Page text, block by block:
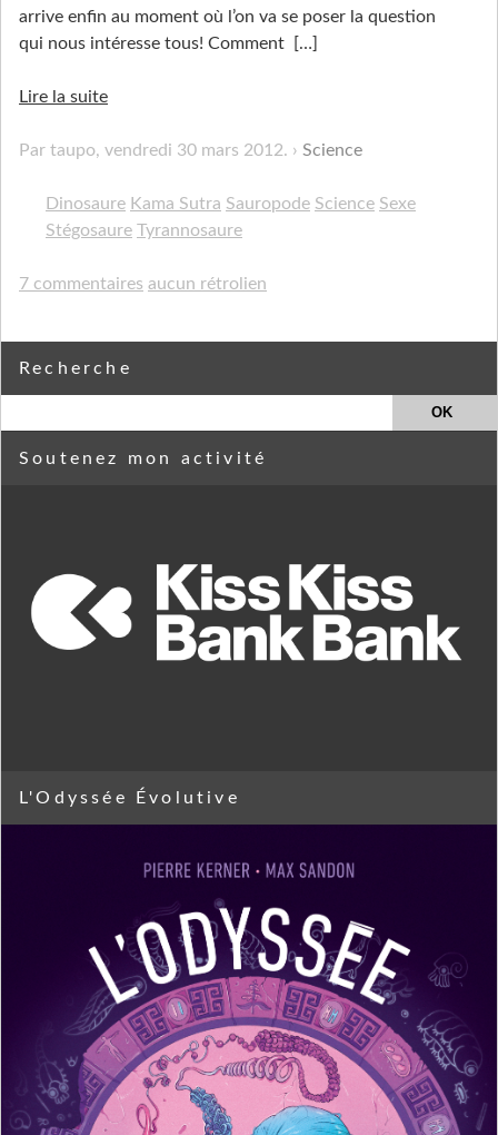
arrive enfin au moment où l’on va se poser la question
qui nous intéresse tous! Comment
[…]
Lire la suite
Par taupo, vendredi 30 mars 2012. Science
Dinosaure Kama Sutra Sauropode Science Sexe
Stégosaure Tyrannosaure
7 commentaires aucun rétrolien
Recherche
Soutenez mon activité
L'Odyssée Évolutive